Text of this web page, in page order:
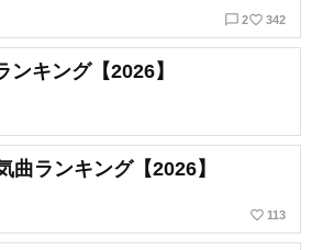
chat_bubble_outline 2favorite_border 342
キング【2026】
ランキング【2026】
favorite_border 113